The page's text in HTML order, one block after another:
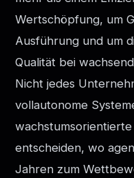
Wertschöpfung, um
Ausführung und um
Qualität bei
Nicht jedes
vollautonome
entscheiden, wo
Jahren zum